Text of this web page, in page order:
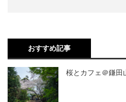
おすすめ記事
桜とカフェ＠鎌田